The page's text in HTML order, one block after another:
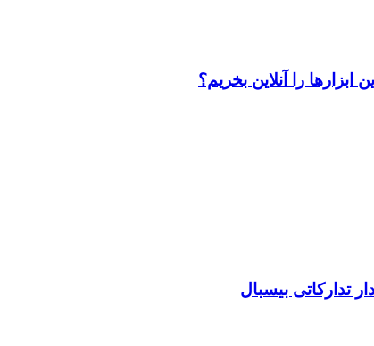
را آنلاین بخریم؟
تدارکاتی بیسبال